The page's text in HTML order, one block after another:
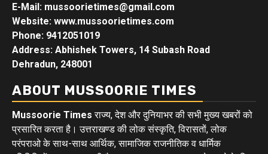
E-Mail: mussoorietimes@gmail.com
Website: www.mussoorietimes.com
Phone: 9412051019
Address: Abhishek Towers, 14 Subash Road
Dehradun, 248001
ABOUT MUSSOORIE TIMES
Mussoorie Times राज्य, देश और दुनियाभर की सभी मुख्य खबरों को
प्रसारित करता है। उत्तराखण्ड की लोक संस्कृति, विरासतों, लोक
परंपराओ के साथ-साथ आर्थिक, सामाजिक राजनीतिक व धार्मिक